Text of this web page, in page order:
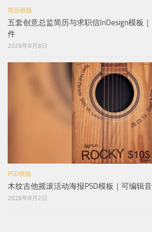
简历模版
五套创意总监简历与求职信InDesign模板
件
2026年8月8日
PSD模版
木纹吉他摇滚活动海报PSD模板｜可编辑
2026年8月2日